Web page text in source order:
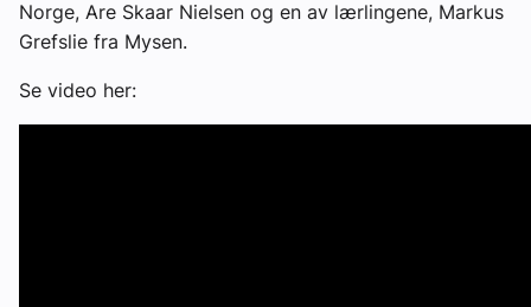
Norge, Are Skaar Nielsen og en av lærlingene, Markus
Grefslie fra Mysen.
Se video her: